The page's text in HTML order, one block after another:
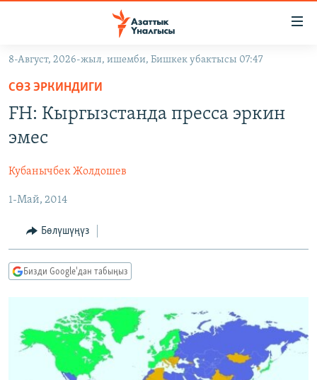
Навигацияга
өтүңүз
Издөөгө
салыңызКЫРГЫЗСТАН
ЭКОНОМИКА
МАДАНИЯТ
БОРБОР АЗИЯ
АТАЙЫН ИЛИКТӨӨ
ТВ ПРОГРАММАЛАР
БҮГҮН АЗАТТЫКТА
БИЗ ЖАНА ДҮЙНӨ
ЭЖЕ-СИҢДИЛЕР
АЗАТТЫК+
ПОДКАСТ
ӨЗГӨЧӨ ПИКИР
ОНЛАЙН ШЕРИНЕ
8-Август, 2026-жыл, ишемби, Бишкек убактысы 07:47
СӨЗ ЭРКИНДИГИ
FH: Кыргызстанда пресса эркин
эмес
Кубанычбек Жолдошев
1-Май, 2014
Бөлүшүңүз
Бизди Google'дан табыңыз